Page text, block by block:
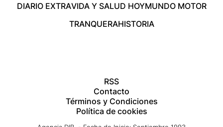
DIARIO EXTRAVIDA Y SALUD HOYMUNDO MOTOR
TRANQUERAHISTORIA
RSS
Contacto
Términos y Condiciones
Política de cookies